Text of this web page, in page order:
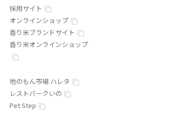
採用サイト
オンラインショップ
香り米ブランドサイト
香り米オンラインショップ
地のもん市場 ハレタ
レストパークいの
Pet Step